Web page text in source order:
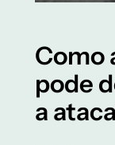
Como
pode
a